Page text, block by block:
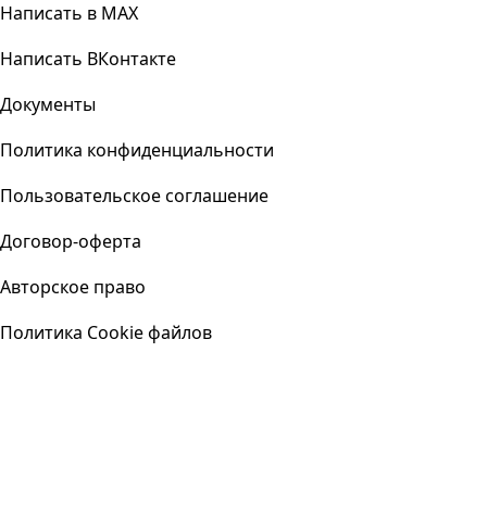
Написать в MAX
Написать ВКонтакте
Документы
Политика конфиденциальности
Пользовательское соглашение
Договор-оферта
Авторское право
Политика Cookie файлов